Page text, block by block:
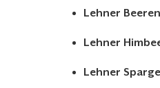
Lehner
Lehner
Lehner